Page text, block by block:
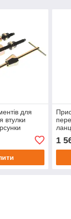
для
втулки
1